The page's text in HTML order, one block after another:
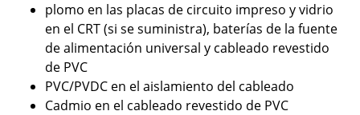
plomo en las placas de circuito impreso y vidrio
en el CRT (si se suministra), baterías de la fuente
de alimentación universal y cableado revestido
de PVC
PVC/PVDC en el aislamiento del cableado
Cadmio en el cableado revestido de PVC